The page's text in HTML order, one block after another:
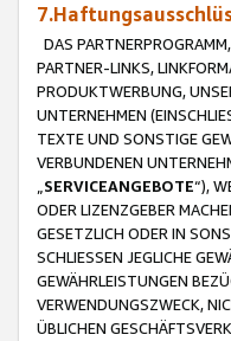
DAS
PARTNER-LINKS,
PRODUKTWERBUNG,
UNTERNEHMEN
TEXTE UND SONSTIGE
VERBUNDENEN
SERVICEANGEBOTE“),
ODER LIZENZGEBER
GESETZLICH ODER IN
SCHLIESSEN JEGLICHE
GEWÄHRLEISTUNGEN
VERWENDUNGSZWECK,
ÜBLICHEN